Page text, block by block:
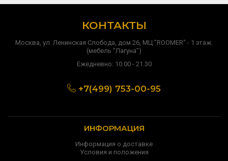
КОНТАКТЫ
Москва, ул. Ленинская Слобода, дом 26, МЦ "ROOMER" - 1 этаж.
(мебель "Лагуна")
Ежедневно: 10.00 - 21.30
+7(499) 753-00-95
ИНФОРМАЦИЯ
Информация о доставке
Условия и положения